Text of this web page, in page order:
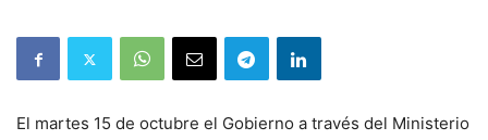
El martes 15 de octubre el Gobierno a través del Ministerio